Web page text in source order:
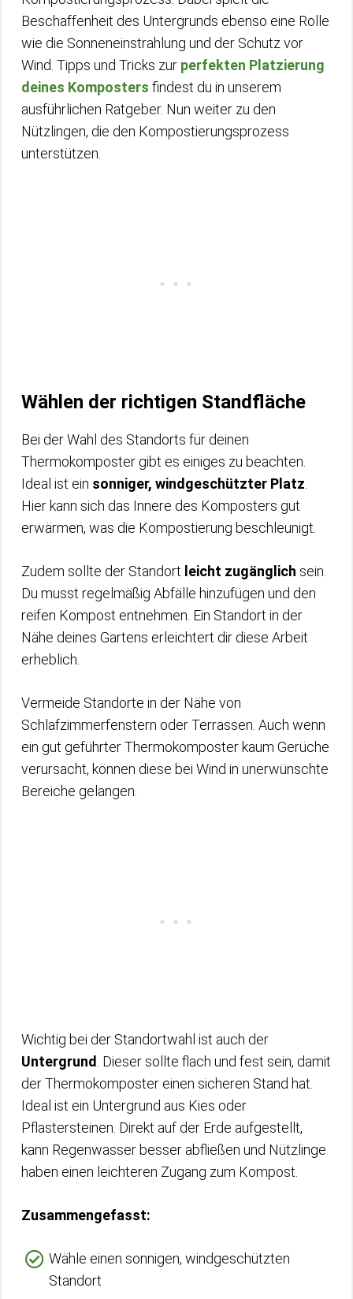
Beschaffenheit des Untergrunds ebenso eine Rolle
wie die Sonneneinstrahlung und der Schutz vor
Wind. Tipps und Tricks zur perfekten Platzierung
deines Komposters findest du in unserem
ausführlichen Ratgeber. Nun weiter zu den
Nützlingen, die den Kompostierungsprozess
unterstützen.
Wählen der richtigen Standfläche
Bei der Wahl des Standorts für deinen
Thermokomposter gibt es einiges zu beachten.
Ideal ist ein sonniger, windgeschützter Platz
Hier kann sich das Innere des Komposters gut
erwärmen, was die Kompostierung beschleunigt.
Zudem sollte der Standort leicht zugänglich sein.
Du musst regelmäßig Abfälle hinzufügen und den
reifen Kompost entnehmen. Ein Standort in der
Nähe deines Gartens erleichtert dir diese Arbeit
erheblich.
Vermeide Standorte in der Nähe von
Schlafzimmerfenstern oder Terrassen. Auch wenn
ein gut geführter Thermokomposter kaum Gerüche
verursacht, können diese bei Wind in unerwünschte
Bereiche gelangen.
Wichtig bei der Standortwahl ist auch der
Untergrund . Dieser sollte flach und fest sein, damit
der Thermokomposter einen sicheren Stand hat.
Ideal ist ein Untergrund aus Kies oder
Pflastersteinen. Direkt auf der Erde aufgestellt,
kann Regenwasser besser abfließen und Nützlinge
haben einen leichteren Zugang zum Kompost.
Zusammengefasst:
Wähle einen sonnigen, windgeschützten
Standort